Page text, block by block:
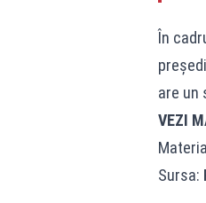
În
are un
VEZI
Sursa: